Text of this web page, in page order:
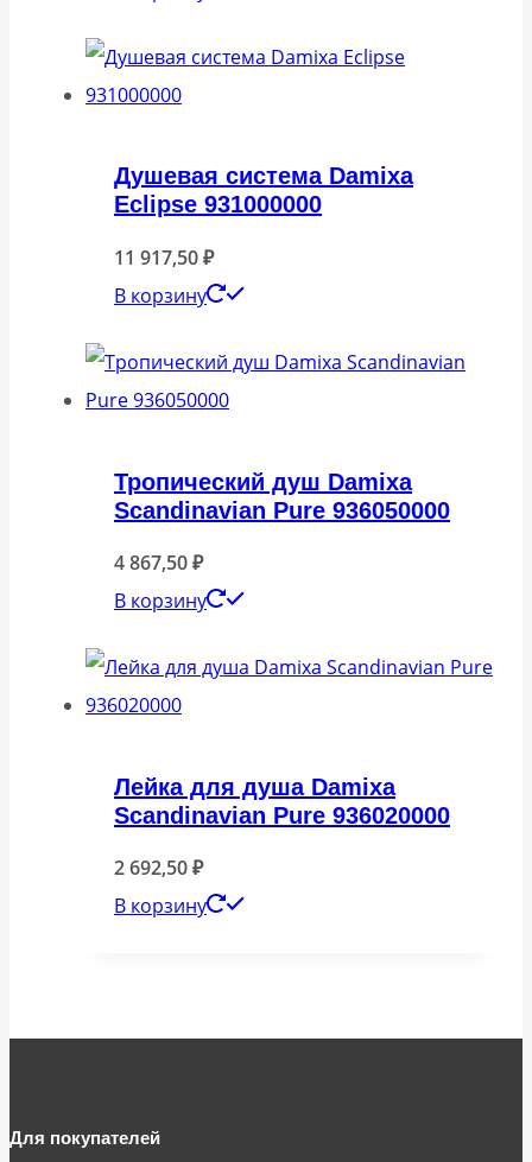
Душевая система Damixa
Eclipse 931000000
11 917,50₽
В корзину
Тропический душ Damixa
Scandinavian Pure 936050000
4 867,50₽
В корзину
Лейка для душа Damixa
Scandinavian Pure 936020000
2 692,50₽
В корзину
Для покупателей